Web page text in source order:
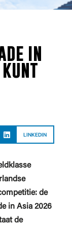
in
LINKEDIN
de
in Asia 2026
de